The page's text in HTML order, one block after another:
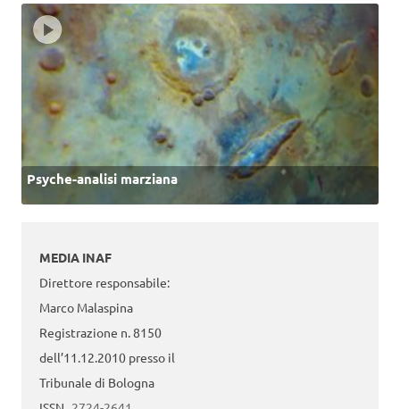
Psyche-analisi marziana
MEDIA INAF
Direttore responsabile:
Marco Malaspina
Registrazione n. 8150
dell’11.12.2010 presso il
Tribunale di Bologna